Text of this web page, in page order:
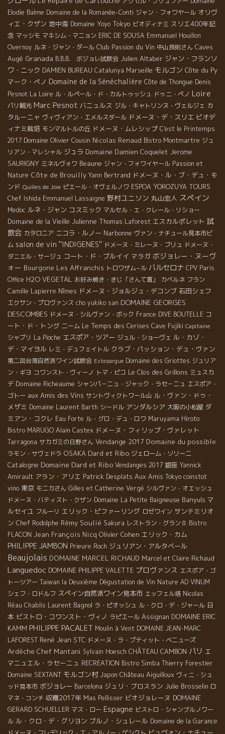
Elodie Balme Domaine de la Romanée-Conti ジャン・フォワヤール オリヴ
ィエ・クザン 地中海 Domaine Yoyo Tokyo ビオディナミ スリエ400年記
念 マッシモ マキシム・マニョン ERIC DE SOUSA Emmanuel Houillon
Overnoy ルネ・ジャン・ダール Club Passion du Vin 中山良則さん Caves
Augé Granada B.B.B. ボジョレ試飲会 Julien Altaber ジャン・フランソ
ワ・ニック DAMIEN BUREAU Catalunya Marseille モルゴン Côte du Py
マーク・ペノ Domaine de la Sénèchalière Côte de Thongue Denis
Pesnot La Loire ル・ルペール・ド・カルトゥッシュ ドゥニ・ペノ Loire
パリ観光 Marc Pesnot バニュルス ジル・キャトリンヌ・ヴェルジェ カ
タルーニャ ヴィヴィアン・エメルスダール ドメーヌ・デ・スリエ ビオデ
ィナミ栽培 モンマルトルの丘 ドメーヌ・ムレシップ C'est le Printemps
2017 Domaine Olivier Cousin Nicolas Renaud Bistro Montmartre ジュ
リアン・マレシャル ジュラ Domaine Damien Coquelet Jerome
SAURIGNY ミネルヴォワ Beaune ジャン・フォワイヤール Passion et
Nature Côte de Brouilly Yann Bertrand ドメーヌ・ル・ブ・デュ・モ
ンド Quilles de Joie ピエール・オヴェルノワ ESPOA YOROZUYA TOURS
Chef Ishida Emmanuel Lassaigne 野村ユニソン 丸山宏人 スペイン
Medoc ルネ・ジャン コスミック マルセル・エ・クレール・リショー
Domaine de la Vieille Julienne Thomas Laforest エスカルポレット 試
飲会 カタロニア ニコラ・ルノー Narbonne ヴァン・ナチュール見本市ビ
ム salon de vin ''INDIGENES'' ドメーヌ・ミレーヌ・ブリュ ドメーヌ・
ダニエル・サージュ コート・ド・ブルイイ マラガ ボジョレー・ヌーヴ
ォー Bourgone Les Affranchis トロワザム−ル バルセロナ CPV Paris
Office H2O VEGETAL お好み焼き・きじ「さんて寛」
カベルネ フラン
Camille Lapierre Nîmes ドメーヌ・ジョルジュ・デコンブ 石田シェフ
エクサン・プロヴァンス cho yukiko san DOMAINE GEORGES
DESCOMBES ドメーヌ・シルヴァン・ボック France DIVE BOUTELLE コ
ート・ド・トング ニーム Le Temps des Cerises Cave Fujiki Capitaine
シャブリ La Pioche エスポア・ツアー ジュル・ショーヴェ ル・カゾ・
デ・マイヨル レミ・デュフェイトル クラブ・パッション・デュ・ヴァン
第二回台湾自然派ワイン試飲会 Estezargue Domaine des Griottes ジュリア
ン・ギヨ コワンスト・ヴィーノ トマ・ピコ Le Clos des Grillons ミュスカ
デ Domaine Richeaume シャンパ－ニュ・ジャック・ラセ－ニュ エスポア・
ゴトー aux Amis des Vins サントヴィクトワール山 ル・ヴァン・ドゥ・
メザミ Domaine Laurent Barth シードル アンダルシア 大阪の小松屋 ダ
ミアン・コクレ Eau Forte ル・グロ・デュ・ロワ Maruyama Hiroto
Bistro MARUGO Alain Castex ドメーヌ・フィリップ・ヴァレット
Tarragona サカガミの日野さん Vendange 2017 Domaine du possible
ラモン・サヴェドラ OSAKA Dard et Ribo ジェローム・ソリーニ
Catalogne Domaine Dard et Ribo Vendanges 2017 銀座 Yannick
Amirault アラン・アリエ Patrick Desplats Aux Amis Tokyo coinstot
vino 東京 モニカさん Gilles et Catherine Vergé シルヴァン・オエッシュ
ドメーヌ・バティスト・クザン Domaine La Petite Baigneuse Banyuls マ
ルセイユ フルーリ エリック・ピファーリング ロゼワイン サンテミリオ
ン Chef Rodolphe Rémy Soulié Sakura レストラン・グラン８ Bistro
FLACON Jean François Nicq Olivier Cohen エリック・カム
PHILIPPE JAMBON Prieure Roch ジュリアン・アルタベール
Beaujolais DOMAINE MARCEL RICHAUD Marcel et Claire Richaud
Languedoc DOMAINE PHILIPPE VALETTE プロヴァンス エスポア・ゴ
トーツアー Taiwan la Deuxième Dégustation de Vin Nature AD VINUM
シェフ・ロドルフ スペイン自然派ワイン見本市 エッフェル塔 Nicolas
Réau Chablis Laurent Bagnol ラ・ピオッシュ ル・クロ・デ・ジャール 日
本 ビストロ・コワンスト・ヴィノ ラピエール Assignan DOMAINE ERIC
KAMM PHILIPPE PACALET Moulin à Vent DOMAINE JEAN-MARC
LAFOREST René Jean STC ドメーヌ・ラ・プティット・べニューズ
Ardèche Chef Mantani Sylvain Hoesch CHÂTEAU CAMBON パリ エ
マニュエル・ラセーニュ RECREATION Bistro Simba Thierry Forestier
Domaine SEXTANT モルゴン村 Japon Château Aiguilloux ヴィニ・シュ
ッド見本市 ボジョレー Barcelona ジュリ・ブロスラン Julie Brosselin ロ
マネ・コンチ 収穫2017年 Mas Pellisser ビオジョレーヌ DOMAINE
GERARD SCHUELLER マス・ロー Espagne ビストロ・シャンブルノワー
ル ル・クロ・デ・グリヨン ブルノ・シュレール Domaine de la Garance